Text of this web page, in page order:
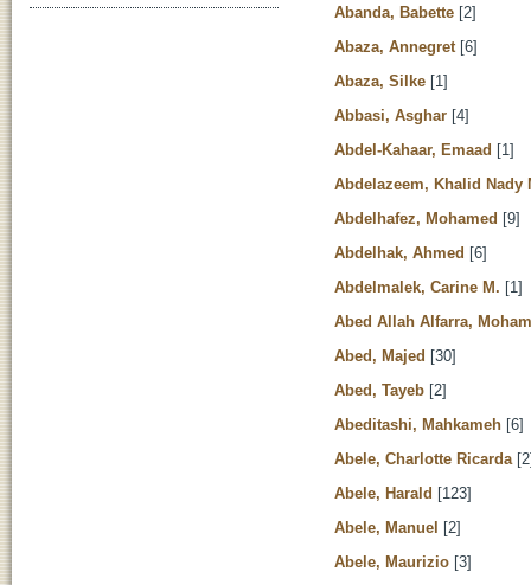
Abanda, Babette [2]
Abaza, Annegret [6]
Abaza, Silke [1]
Abbasi, Asghar [4]
Abdel-Kahaar, Emaad [1]
Abdelazeem, Khalid Nady
Abdelhafez, Mohamed [9]
Abdelhak, Ahmed [6]
Abdelmalek, Carine M. [1]
Abed Allah Alfarra,
Abed, Majed [30]
Abed, Tayeb [2]
Abeditashi, Mahkameh [6]
Abele, Charlotte Ricarda
Abele, Harald [123]
Abele, Manuel [2]
Abele, Maurizio [3]